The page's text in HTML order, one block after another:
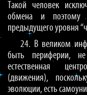
Такой человек
обмена и поэтому
предыдущего уровня
24. В великом
быть периферии,
естественная
(движения),
эволюции, есть